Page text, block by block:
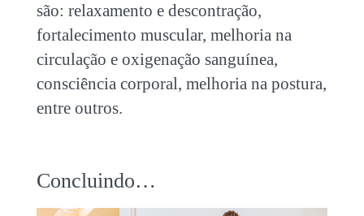
são: relaxamento e descontração,
fortalecimento muscular, melhoria na
circulação e oxigenação sanguínea,
consciência corporal, melhoria na postura,
entre outros.
Concluindo…